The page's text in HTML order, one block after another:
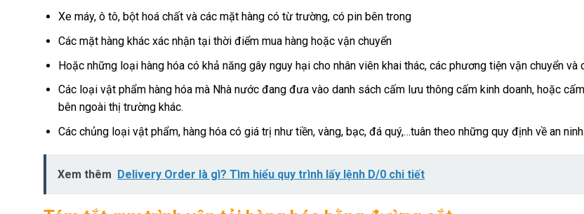
Xe máy, ô tô, bột hoá chất và các mặt hàng có từ trường, có pin bên trong
Các mặt hàng khác xác nhận tại thời điểm mua hàng hoặc vận chuyển
Hoặc những loại hàng hóa có khả năng gây nguy hại cho nhân viên khai thác, các phương tiện vận chuyển và
Các loại vật phẩm hàng hóa mà Nhà nước đang đưa vào danh sách cấm lưu thông cấm kinh doanh, hoặc
bên ngoài thị trường khác.
Các chủng loại vật phẩm, hàng hóa có giá trị như tiền, vàng, bạc, đá quý,…tuân theo những quy định về an
Xem thêm Delivery Order là gì? Tìm hiểu quy trình lấy lệnh D/0 chi tiết